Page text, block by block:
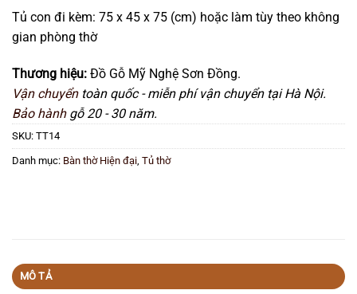
Tủ con đi kèm: 75 x 45 x 75 (cm) hoặc làm tùy theo không
gian phòng thờ
Thương hiệu: Đồ Gỗ Mỹ Nghệ Sơn Đồng.
Vận chuyểntoàn quốc - miễn phí vận chuyển tại Hà Nội.
Bảo hànhgỗ 20 - 30 năm.
SKU: TT14
Danh mục: Bàn thờ Hiện đại Tủ thờ
MÔ TẢ